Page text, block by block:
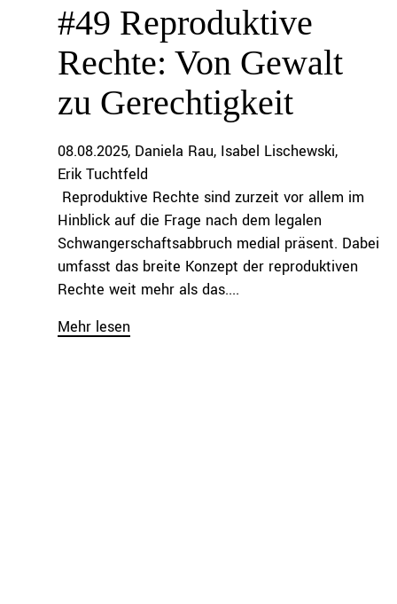
#49 Reproduktive
Rechte: Von Gewalt
zu Gerechtigkeit
08.08.2025 Daniela Rau Isabel Lischewski
Erik Tuchtfeld
Reproduktive Rechte sind zurzeit vor allem im
Hinblick auf die Frage nach dem legalen
Schwangerschaftsabbruch medial präsent. Dabei
umfasst das breite Konzept der reproduktiven
Rechte weit mehr als das....
Mehr lesen